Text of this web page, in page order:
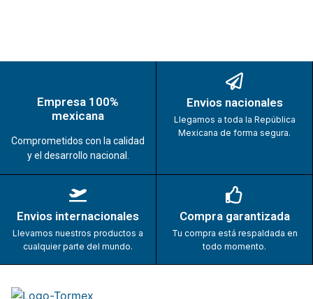
Empresa 100%
mexicana
Comprometidos con la calidad
y el desarrollo nacional.
Envios nacionales
Llegamos a toda la República
Mexicana de forma segura.
Envios internacionales
Llevamos nuestros productos a
cualquier parte del mundo.
Compra garantizada
Tu compra está respaldada en
todo momento.